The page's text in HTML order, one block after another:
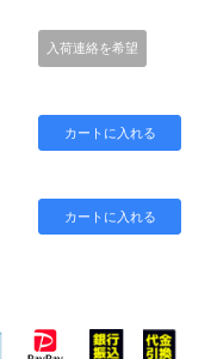
入荷連絡を希望